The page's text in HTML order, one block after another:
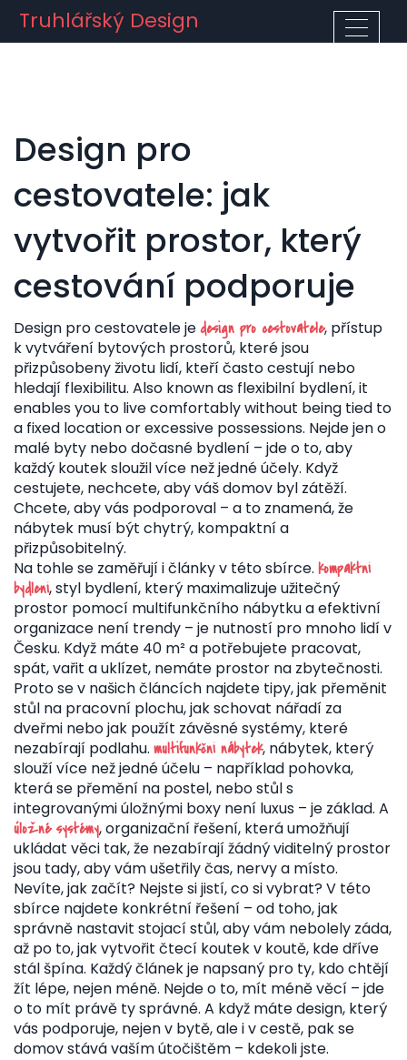
Truhlářský Design
Design pro
cestovatele: jak
vytvořit prostor, který
cestování podporuje
Design pro cestovatele je design pro cestovatele, přístup
k vytváření bytových prostorů, které jsou
přizpůsobeny životu lidí, kteří často cestují nebo
hledají flexibilitu. Also known as flexibilní bydlení, it
enables you to live comfortably without being tied to
a fixed location or excessive possessions. Nejde jen o
malé byty nebo dočasné bydlení – jde o to, aby
každý koutek sloužil více než jedné účely. Když
cestujete, nechcete, aby váš domov byl zátěží.
Chcete, aby vás podporoval – a to znamená, že
nábytek musí být chytrý, kompaktní a
přizpůsobitelný.
Na tohle se zaměřují i články v této sbírce. kompaktní
bydlení,styl bydlení, který maximalizuje užitečný
prostor pomocí multifunkčního nábytku a efektivní
organizace není trendy – je nutností pro mnoho lidí v
Česku. Když máte 40 m² a potřebujete pracovat,
spát, vařit a uklízet, nemáte prostor na zbytečnosti.
Proto se v našich článcích najdete tipy, jak přeměnit
stůl na pracovní plochu, jak schovat nářadí za
dveřmi nebo jak použít závěsné systémy, které
nezabírají podlahu. multifunkční nábytek, nábytek, který
slouží více než jedné účelu – například pohovka,
která se přemění na postel, nebo stůl s
integrovanými úložnými boxy není luxus – je základ. A
úložné systémy,organizační řešení, která umožňují
ukládat věci tak, že nezabírají žádný viditelný prostor
jsou tady, aby vám ušetřily čas, nervy a místo.
Nevíte, jak začít? Nejste si jistí, co si vybrat? V této
sbírce najdete konkrétní řešení – od toho, jak
správně nastavit stojací stůl, aby vám nebolely záda,
až po to, jak vytvořit čtecí koutek v koutě, kde dříve
stál špína. Každý článek je napsaný pro ty, kdo chtějí
žít lépe, nejen méně. Nejde o to, mít méně věcí – jde
o to mít právě ty správné. A když máte design, který
vás podporuje, nejen v bytě, ale i v cestě, pak se
domov stává vaším útočištěm – kdekoli jste.